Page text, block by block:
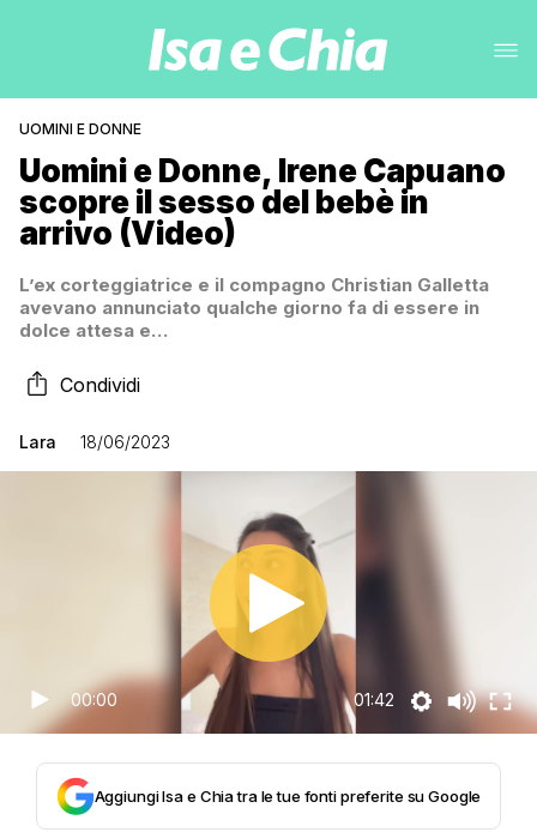
UOMINI E DONNE
Uomini e Donne, Irene Capuano
scopre il sesso del bebè in
arrivo (Video)
L’ex corteggiatrice e il compagno Christian Galletta
avevano annunciato qualche giorno fa di essere in
dolce attesa e…
Condividi
Lara 18/06/2023
00:00 01:42
Aggiungi Isa e Chia tra le tue fonti preferite su Google